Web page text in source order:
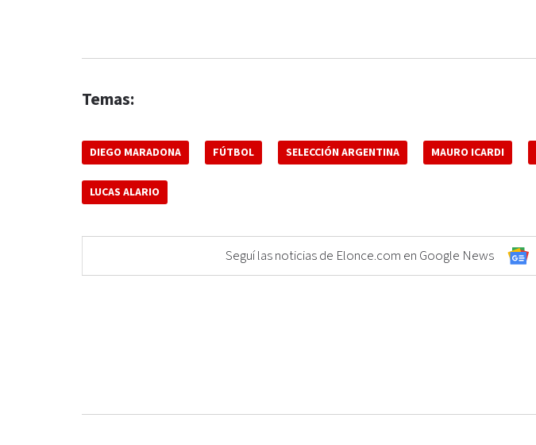
Temas:
DIEGO MARADONA FÚTBOL SELECCIÓN ARGENTINA MAURO ICARDI
LUCAS ALARIO
Seguí las noticias de Elonce.com en Google News